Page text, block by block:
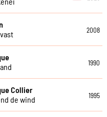
2008
1990
Collier
de wind
1995